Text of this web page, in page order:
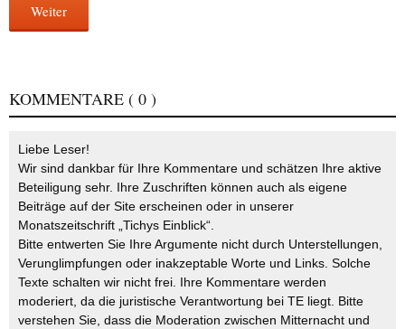
Weiter
KOMMENTARE ( 0 )
Liebe Leser!
Wir sind dankbar für Ihre Kommentare und schätzen Ihre aktive
Beteiligung sehr. Ihre Zuschriften können auch als eigene
Beiträge auf der Site erscheinen oder in unserer
Monatszeitschrift „Tichys Einblick“.
Bitte entwerten Sie Ihre Argumente nicht durch Unterstellungen,
Verunglimpfungen oder inakzeptable Worte und Links. Solche
Texte schalten wir nicht frei. Ihre Kommentare werden
moderiert, da die juristische Verantwortung bei TE liegt. Bitte
verstehen Sie, dass die Moderation zwischen Mitternacht und